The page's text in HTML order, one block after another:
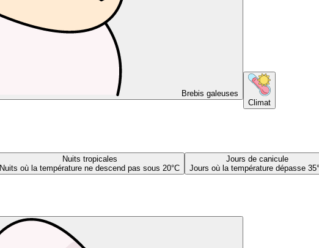
Brebis galeuses
Climat
Nuits tropicales
Nuits où la température ne descend pas sous 20°C
Jours de canicule
Jours où la température dépasse